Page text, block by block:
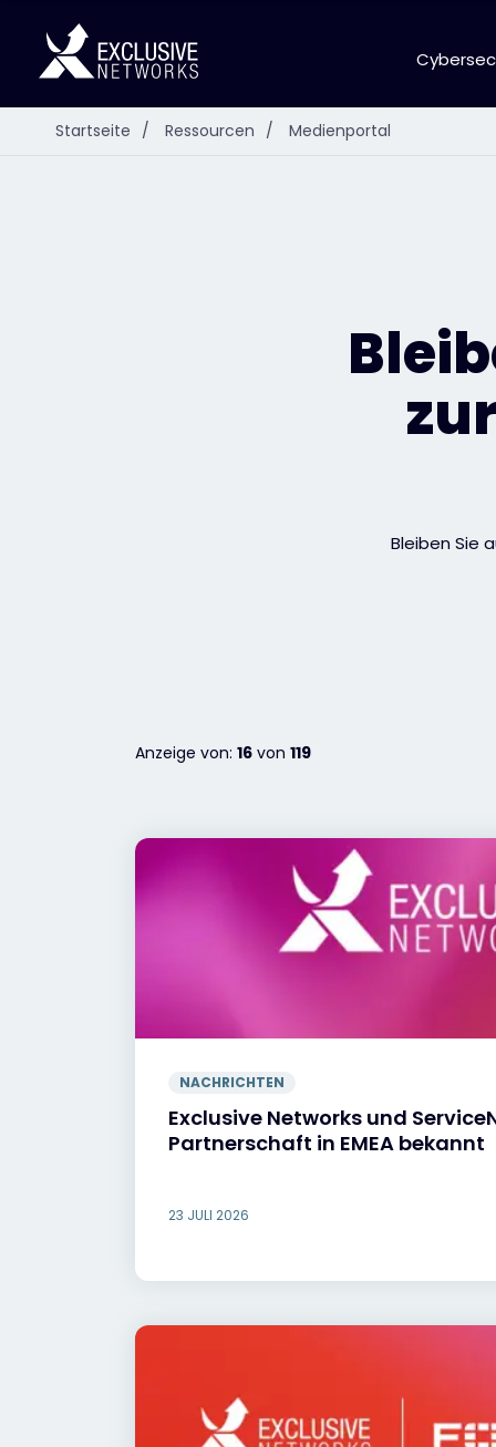
Startseite / Ressourcen / Medienportal
Bleiben Sie
Anzeige von: 16 von 119
NACHRICHTEN
Exclusive Networks und
Partnerschaft in EMEA bekannt
23 JULI 2026